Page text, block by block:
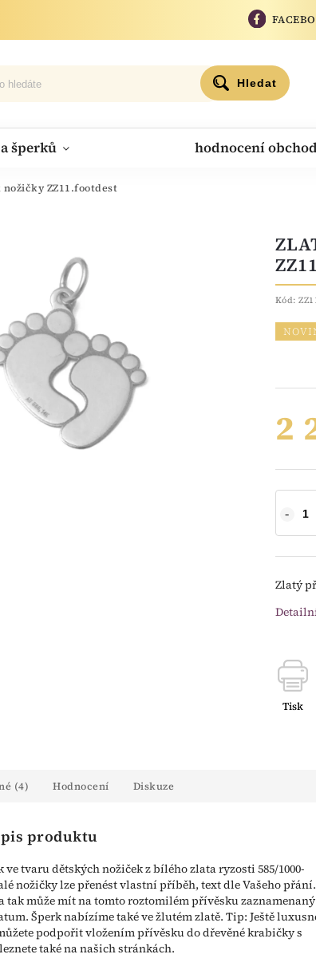
Hledat
šperků hodnocení
ZZ11.footdest
Kód:
2
Zlatý
Tisk
(4) Hodnocení Diskuze
produktu
ve tvaru dětských nožiček z bílého zlata ryzosti 585/1000-
nožičky lze přenést vlastní příběh, text dle Vašeho přání.
tak může mít na tomto roztomilém přívěsku zaznamenaný
Šperk nabízíme také ve žlutém zlatě. Tip: Ještě
podpořit vložením přívěsku do dřevěné krabičky s
také na našich stránkách.